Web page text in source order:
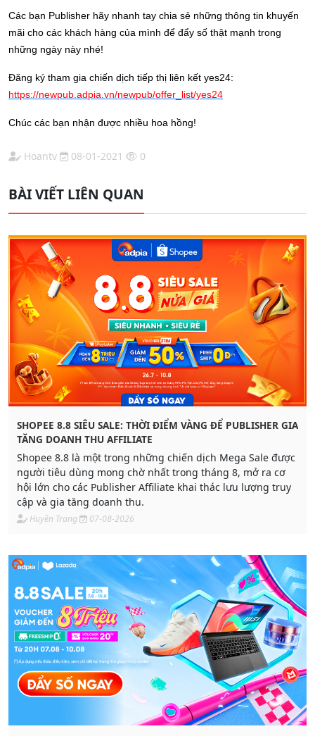
Các bạn Publisher hãy nhanh tay chia sẻ những thông tin khuyến
mãi cho các khách hàng của mình để đẩy số thật mạnh trong
những ngày này nhé!
Đăng ký tham gia chiến dịch tiếp thị liên kết yes24:
https://newpub.adpia.vn/newpub/offer_list/yes24
Chúc các bạn nhận được nhiều hoa hồng!
Hoantv 08-01-2021 0
BÀI VIẾT LIÊN QUAN
SHOPEE 8.8 SIÊU SALE: THỜI ĐIỂM VÀNG ĐỂ PUBLISHER GIA
TĂNG DOANH THU AFFILIATE
Shopee 8.8 là một trong những chiến dịch Mega Sale được
người tiêu dùng mong chờ nhất trong tháng 8, mở ra cơ
hội lớn cho các Publisher Affiliate khai thác lưu lượng truy
cập và gia tăng doanh thu.
Huyền Trang 07-08-2026